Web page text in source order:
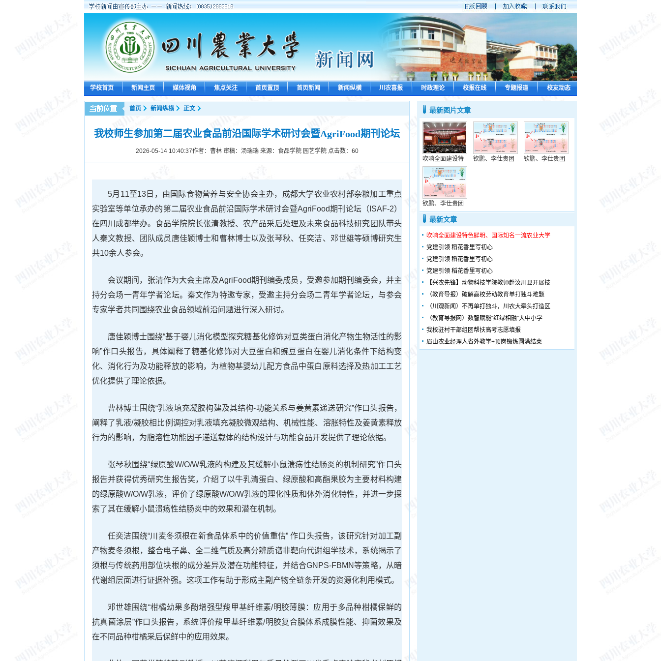
学校首页 新闻主页 媒体视角 焦点关注 首页置顶 首页新闻 新闻纵横 川农喜报 时政理论 校报在线 专题报道 校友动态
首页 新闻纵横 正文
我校师生参加第二届农业食品前沿国际学术研讨会暨AgriFood期刊论坛
2026-05-14 10:40:37作者：曹林 审稿：汤瑞瑞 来源：食品学院 园艺学院 点击数： 60
5月11至13日，由国际食物营养与安全协会主办，成都大学农业农村部杂粮加工重点
实验室等单位承办的第二届农业食品前沿国际学术研讨会暨AgriFood期刊论坛（ISAF-2）
在四川成都举办。食品学院院长张清教授、农产品采后处理及未来食品科技研究团队带头
人秦文教授、团队成员唐佳颖博士和曹林博士以及张琴秋、任奕洁、邓世雄等硕博研究生
共10余人参会。
会议期间，张清作为大会主席及AgriFood期刊编委成员，受邀参加期刊编委会，并主
持分会场一青年学者论坛。秦文作为特邀专家，受邀主持分会场二青年学者论坛，与参会
专家学者共同围绕农业食品领域前沿问题进行深入研讨。
唐佳颖博士围绕“基于婴儿消化模型探究糖基化修饰对豆类蛋白消化产物生物活性的影
响”作口头报告，具体阐释了糖基化修饰对大豆蛋白和豌豆蛋白在婴儿消化条件下结构变
化、消化行为及功能释放的影响，为植物基婴幼儿配方食品中蛋白原料选择及热加工工艺
优化提供了理论依据。
曹林博士围绕“乳液填充凝胶构建及其结构-功能关系与姜黄素递送研究”作口头报告，
阐释了乳液/凝胶相比例调控对乳液填充凝胶微观结构、机械性能、溶胀特性及姜黄素释放
行为的影响，为脂溶性功能因子递送载体的结构设计与功能食品开发提供了理论依据。
张琴秋围绕“绿原酸W/O/W乳液的构建及其缓解小鼠溃疡性结肠炎的机制研究”作口头
报告并获得优秀研究生报告奖，介绍了以牛乳清蛋白、绿原酸和高酯果胶为主要材料构建
的绿原酸W/O/W乳液，评价了绿原酸W/O/W乳液的理化性质和体外消化特性，并进一步探
索了其在缓解小鼠溃疡性结肠炎中的效果和潜在机制。
任奕洁围绕“川麦冬须根在新食品体系中的价值重估” 作口头报告，该研究针对加工副
产物麦冬须根，整合电子鼻、全二维气质及高分辨质谱非靶向代谢组学技术，系统揭示了
须根与传统药用部位块根的成分差异及潜在功能特征，并结合GNPS-FBMN等策略，从暗
代谢组层面进行证据补强。这项工作有助于形成主副产物全链条开发的资源化利用模式。
邓世雄围绕“柑橘幼果多酚增强型羧甲基纤维素/明胶薄膜：应用于多品种柑橘保鲜的
抗真菌涂层”作口头报告，系统评价羧甲基纤维素/明胶复合膜体系成膜性能、抑菌效果及
在不同品种柑橘采后保鲜中的应用效果。
最新图片文章
吹响全面建设特 钦鹏、李仕贵团 钦鹏、李仕贵团
钦鹏、李仕贵团
最新文章
吹响全面建设特色鲜明、国际知名一流农业大学
党建引领 稻花香里写初心
党建引领 稻花香里写初心
党建引领 稻花香里写初心
【兴农先锋】动物科技学院教师赴汶川县开展技
（教育导报）破解高校劳动教育单打独斗难题
（川观新闻）不再单打独斗，川农大牵头打造区
（教育导报网）数智赋能“红绿相融”大中小学
我校驻村干部组团帮扶高考志愿填报
眉山农业经理人省外教学+顶岗锻炼圆满结束